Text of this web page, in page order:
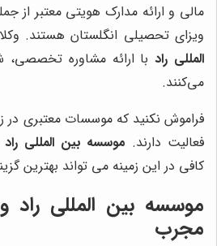
مالی و ارائه مدارک هویتی معتبر از
ویزای تحصیلی انگلستان هستند.
المللی رادبا ارائه مشاوره تخصصی،
می‌کنند.
فراموش نکنید که موسسات معتبری در
فعالیت دارند. موسسه بین المللی راد
کافی در این زمینه می تواند بهترین
موسسه بین المللی راد
مجرب